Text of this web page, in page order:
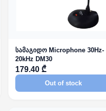
სამაგიდო Microphone 30Hz-
20kHz DM30
179.40 ₾
Out of stock